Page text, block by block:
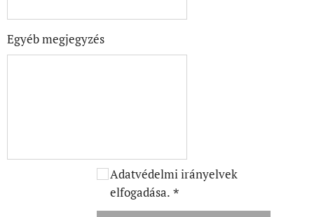
Egyéb megjegyzés
Adatvédelmi irányelvek
elfogadása.